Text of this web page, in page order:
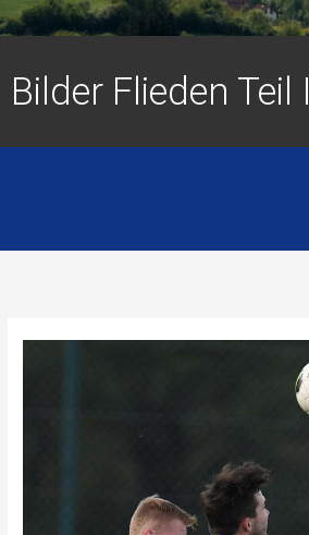
Bilder Flieden Teil I